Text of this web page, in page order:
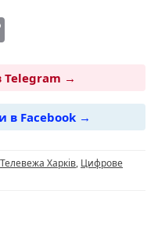
p
y
Li
n
Telegram →
в Facebook →
Телевежа Харків, Цифрове